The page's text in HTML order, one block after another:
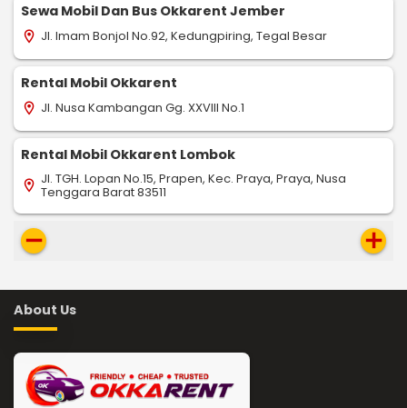
Sewa Mobil Dan Bus Okkarent Jember
location_on Jl. Imam Bonjol No.92, Kedungpiring, Tegal Besar
Rental Mobil Okkarent
location_on Jl. Nusa Kambangan Gg. XXVIII No.1
Rental Mobil Okkarent Lombok
location_on Jl. TGH. Lopan No.15, Prapen, Kec. Praya, Praya, Nusa
Tenggara Barat 83511
remove add
About Us